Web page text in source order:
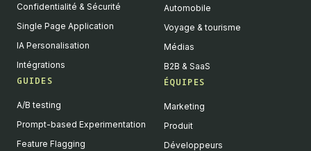
Confidentialité & Sécurité
Single Page Application
IA Personalisation
Intégrations
GUIDES
A/B testing
Prompt-based Experimentation
Feature Flagging
Automobile
Voyage & tourisme
Médias
B2B & SaaS
ÉQUIPES
Marketing
Produit
Développeurs